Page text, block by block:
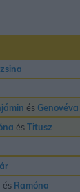
és Genovéva
ésTitusz
és Ramóna